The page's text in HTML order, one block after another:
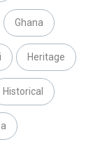
Ghana
Heritage
Historical